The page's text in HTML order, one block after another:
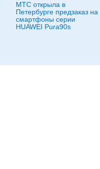
МТС открыла в
Петербурге предзаказ на
смартфоны серии
HUAWEI Pura90s